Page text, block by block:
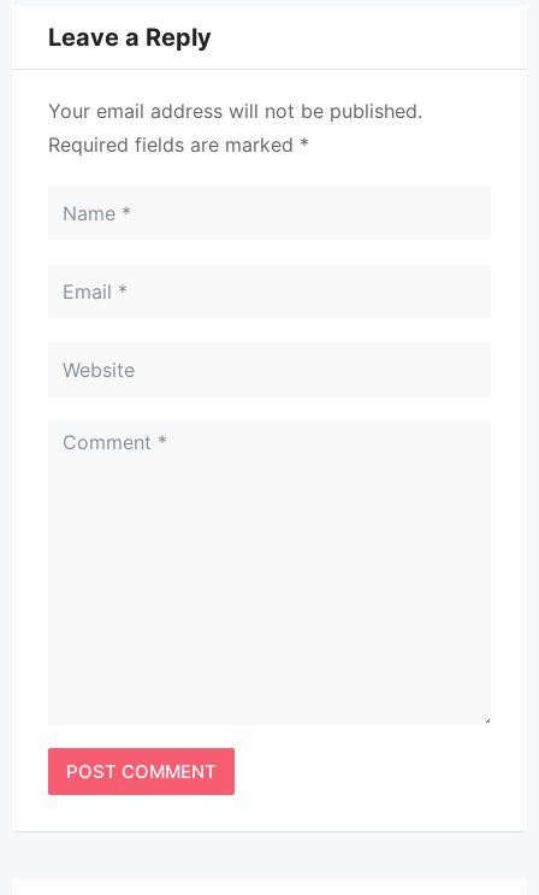
Leave a Reply
Your email address will not be published.
Required fields are marked *